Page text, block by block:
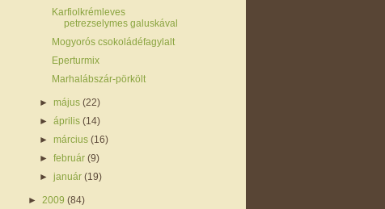
Karfiolkrémleves
petrezselymes galuskával
Mogyorós csokoládéfagylalt
Eperturmix
Marhalábszár-pörkölt
►május(22)
►április(14)
►március(16)
►február(9)
►január(19)
► 2009 (84)